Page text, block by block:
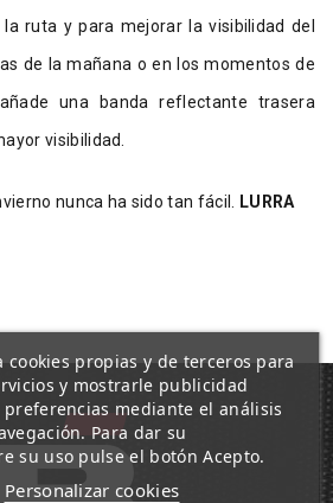
la ruta y para mejorar la visibilidad del
de la mañana o en los momentos de
una banda reflectante trasera
visibilidad.
nunca ha sido tan fácil. LURRA
cookies propias y de terceros para
y mostrarle publicidad
mediante el análisis
Para dar su
su uso pulse el botón Acepto.
Personalizar cookies